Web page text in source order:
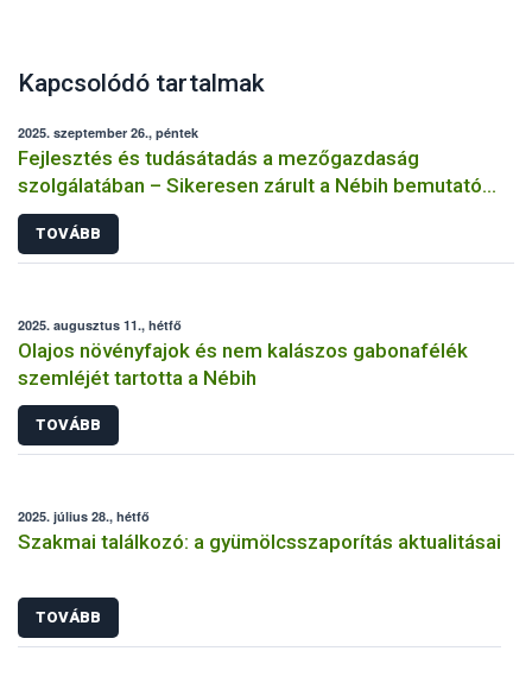
Kapcsolódó tartalmak
2025. szeptember 26., péntek
Fejlesztés és tudásátadás a mezőgazdaság
szolgálatában – Sikeresen zárult a Nébih bemutató
üzemi projektje
TOVÁBB
2025. augusztus 11., hétfő
Olajos növényfajok és nem kalászos gabonafélék
szemléjét tartotta a Nébih
TOVÁBB
2025. július 28., hétfő
Szakmai találkozó: a gyümölcsszaporítás aktualitásai
TOVÁBB